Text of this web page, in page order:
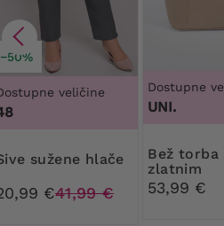
−50%
veličine
Sive sužene hlače
€41,99 €
Dostupne
UNI.
Bež torba sa
zlatnim
elementima
53,99 €